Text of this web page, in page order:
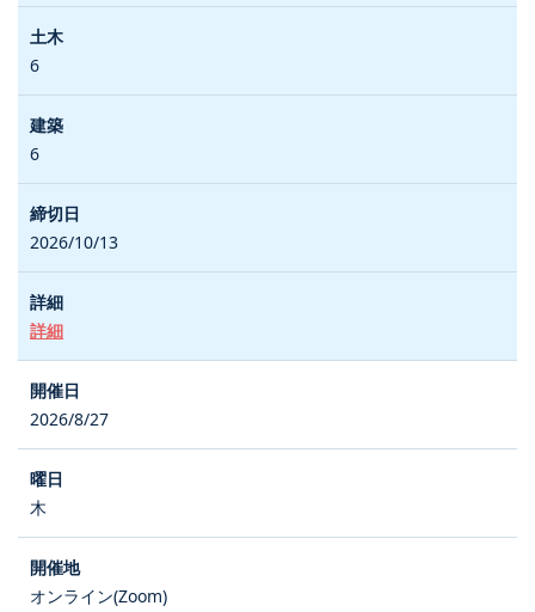
6
6
2026/10/13
詳細
2026/8/27
木
オンライン(Zoom)